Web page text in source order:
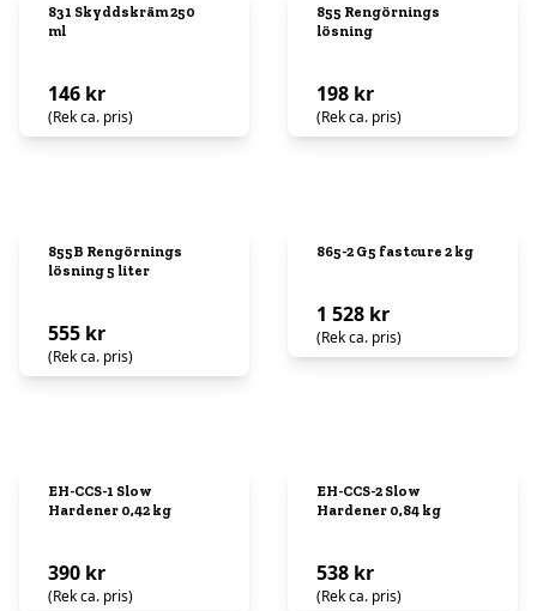
831 Skyddskräm 250
ml
146 kr
(Rek ca. pris)
855 Rengörnings
lösning
198 kr
(Rek ca. pris)
855B Rengörnings
lösning 5 liter
555 kr
(Rek ca. pris)
865-2 G5 fastcure 2 kg
1 528 kr
(Rek ca. pris)
EH-CCS-1 Slow
Hardener 0,42 kg
390 kr
(Rek ca. pris)
EH-CCS-2 Slow
Hardener 0,84 kg
538 kr
(Rek ca. pris)